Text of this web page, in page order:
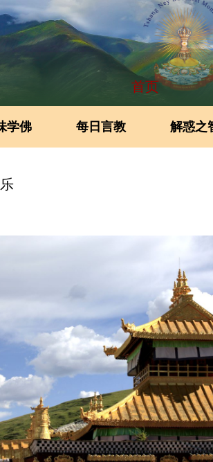
首页
学佛 每日言教 解惑之